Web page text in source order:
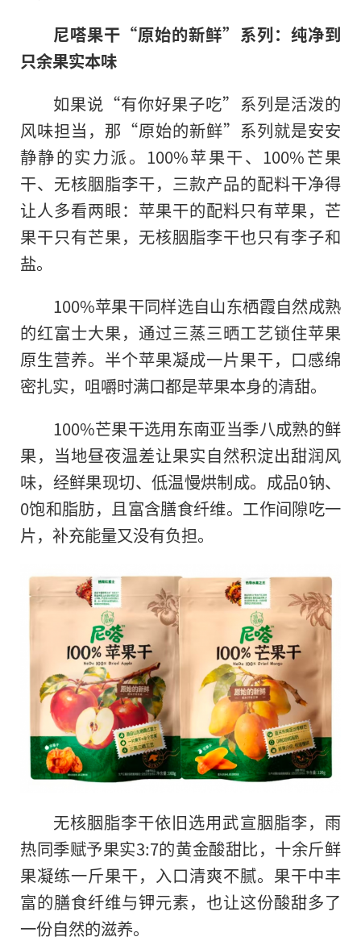
尼嗒果干“原始的新鲜”系列：纯净到
只余果实本味
如果说“有你好果子吃”系列是活泼的
风味担当，那“原始的新鲜”系列就是安安
静静的实力派。100%苹果干、100%芒果
干、无核胭脂李干，三款产品的配料干净得
让人多看两眼：苹果干的配料只有苹果，芒
果干只有芒果，无核胭脂李干也只有李子和
盐。
100%苹果干同样选自山东栖霞自然成熟
的红富士大果，通过三蒸三晒工艺锁住苹果
原生营养。半个苹果凝成一片果干，口感绵
密扎实，咀嚼时满口都是苹果本身的清甜。
100%芒果干选用东南亚当季八成熟的鲜
果，当地昼夜温差让果实自然积淀出甜润风
味，经鲜果现切、低温慢烘制成。成品0钠、
0饱和脂肪，且富含膳食纤维。工作间隙吃一
片，补充能量又没有负担。
无核胭脂李干依旧选用武宣胭脂李，雨
热同季赋予果实3:7的黄金酸甜比，十余斤鲜
果凝练一斤果干，入口清爽不腻。果干中丰
富的膳食纤维与钾元素，也让这份酸甜多了
一份自然的滋养。